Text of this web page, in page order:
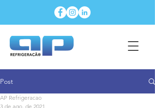
Post
AP Refrigeracao
3 de ago. de 2021